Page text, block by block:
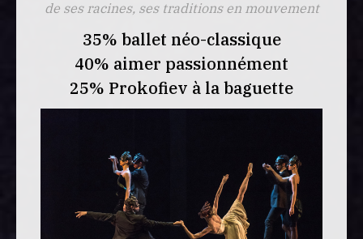
de ses racines, ses traditions en mouvement
35% ballet néo-classique
40% aimer passionnément
25% Prokofiev à la baguette